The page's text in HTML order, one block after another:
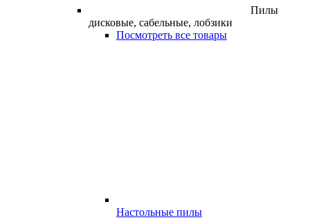
Пилы
дисковые, сабельные, лобзики
Посмотреть все товары
Настольные пилы